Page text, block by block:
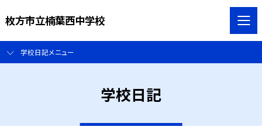
枚方市立楠葉西中学校
学校日記メニュー
学校日記